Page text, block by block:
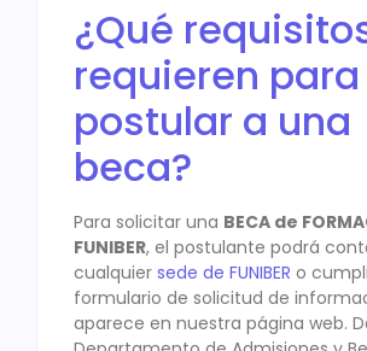
¿Qué
requieren para
postular a una
beca?
Para solicitar una BECA de
FUNIBER, el postulante podrá
cualquier sede de FUNIBER o
formulario de solicitud de
aparece en nuestra página web.